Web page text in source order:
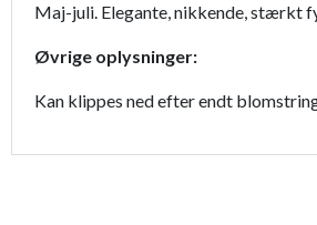
Maj-juli. Elegante, nikkende, stærkt
Øvrige oplysninger:
Kan klippes ned efter endt